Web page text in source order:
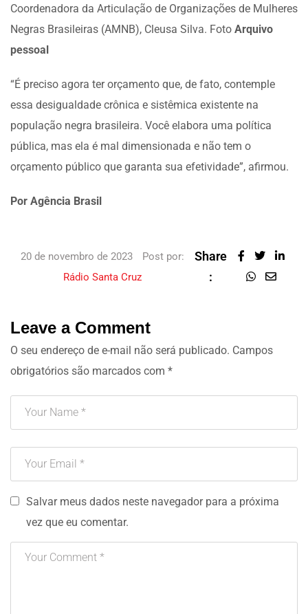
Coordenadora da Articulação de Organizações de Mulheres
Negras Brasileiras (AMNB), Cleusa Silva. Foto Arquivo
pessoal
“É preciso agora ter orçamento que, de fato, contemple
essa desigualdade crônica e sistêmica existente na
população negra brasileira. Você elabora uma política
pública, mas ela é mal dimensionada e não tem o
orçamento público que garanta sua efetividade”, afirmou.
Por Agência Brasil
20 de novembro de 2023
Post por:
Rádio Santa Cruz
Share
:
Leave a Comment
O seu endereço de e-mail não será publicado. Campos
obrigatórios são marcados com *
Salvar meus dados neste navegador para a próxima
vez que eu comentar.